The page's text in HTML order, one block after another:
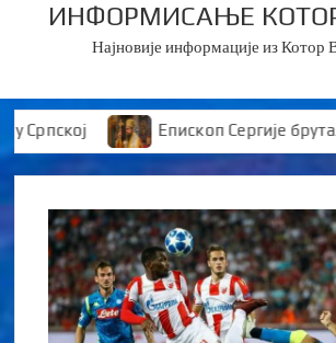
ИНФОРМИСАЊЕ
Најновије информације из
Епископ Сергије